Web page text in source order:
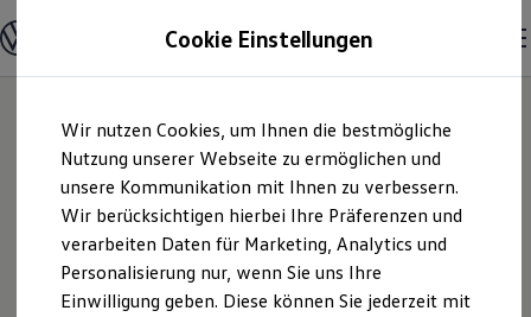
Hauptinhalt
springen
Footer
springen
Modelle & Konfigurator
Nutzfahrzeugkategorien entdecken
Modelle konfigurieren
Vorgängermodelle und Oldtimer
Vorgängermodelle
Oldtimer
Bulli Historie
Branchenlösungen & Gewerbekunden
Umbaulösungen und Hersteller finden
Auf- und Umbauten entdecken & konfigurieren
Groß- und Sonderkunden
Großkunden
Volkswagen
Zentrum Fürth
Cookie Einstellungen
Wir nutzen Cookies, um Ihnen die bestmögliche
Nutzung unserer Webseite zu ermöglichen und
unsere Kommunikation mit Ihnen zu verbessern.
Wir berücksichtigen hierbei Ihre Präferenzen und
verarbeiten Daten für Marketing, Analytics und
Personalisierung nur, wenn Sie uns Ihre
Einwilligung geben. Diese können Sie jederzeit mit